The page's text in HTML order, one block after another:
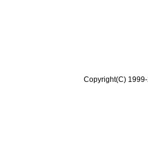
Copyright(C)